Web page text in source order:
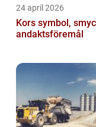
24 april 2026
Kors symbol, smycke och
andaktsföremål